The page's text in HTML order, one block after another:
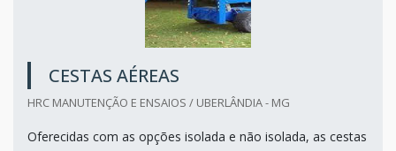
CESTAS AÉREAS
HRC MANUTENÇÃO E ENSAIOS / UBERLÂNDIA - MG
Oferecidas com as opções isolada e não isolada, as cestas